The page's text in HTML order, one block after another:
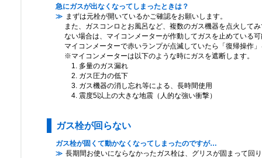
急にガスが出なくなってしまったときは？
まずは元栓が開いているかご確認をお願いします。
また、ガスコンロとお風呂など、複数のガス機器を点火して
ない場合は、マイコンメーターが作動してガスを止めている
マイコンメーターで赤いランプが点滅していたら「復帰操作
※マイコンメーターは以下のような時にガスを遮断します。
多量のガス漏れ
ガス圧力の低下
ガス機器の消し忘れ等による、長時間使用
震度5以上の大きな地震（人的な強い衝撃）
ガス栓が回らない
ガス栓が固くて動かなくなってしまったのですが…
長期間お使いにならなかったガス栓は、グリスが固まって回